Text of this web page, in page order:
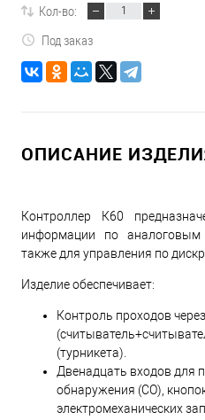
Кол-во:
Под заказ
ОПИСАНИЕ
Контроллер К60
информации по
также для управления по
Изделие обеспечивает:
Контроль проходов
(турникета).
Двенадцать входов для
обнаружения (СО),
электромеханических